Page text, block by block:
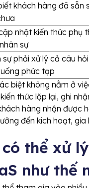
khách hàng đã sẵn
nhật kiến thức phụ
sự
sự phải xử lý cả câu
phức tạp
biệt không nằm ở
thức lặp lại, ghi
hàng nhận được
đến kích hoạt,
thể xử
như thế